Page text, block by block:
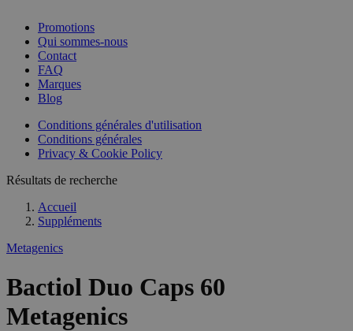
Promotions
Qui sommes-nous
Contact
FAQ
Marques
Blog
Conditions générales d'utilisation
Conditions générales
Privacy & Cookie Policy
Résultats de recherche
Accueil
Suppléments
Metagenics
Bactiol Duo Caps 60
Metagenics